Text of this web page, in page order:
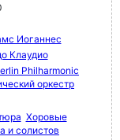
Иоганнес
Клаудио
Philharmonic
оркестр
Хоровые
и солистов